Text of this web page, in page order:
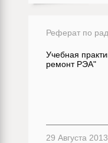
Реферат по
Учебная
ремонт РЭА"
29 Августа 2013